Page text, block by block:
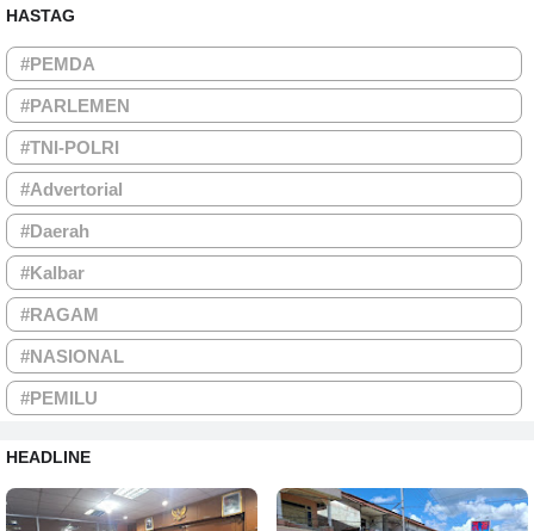
HASTAG
#PEMDA
#PARLEMEN
#TNI-POLRI
#Advertorial
#Daerah
#Kalbar
#RAGAM
#NASIONAL
#PEMILU
HEADLINE